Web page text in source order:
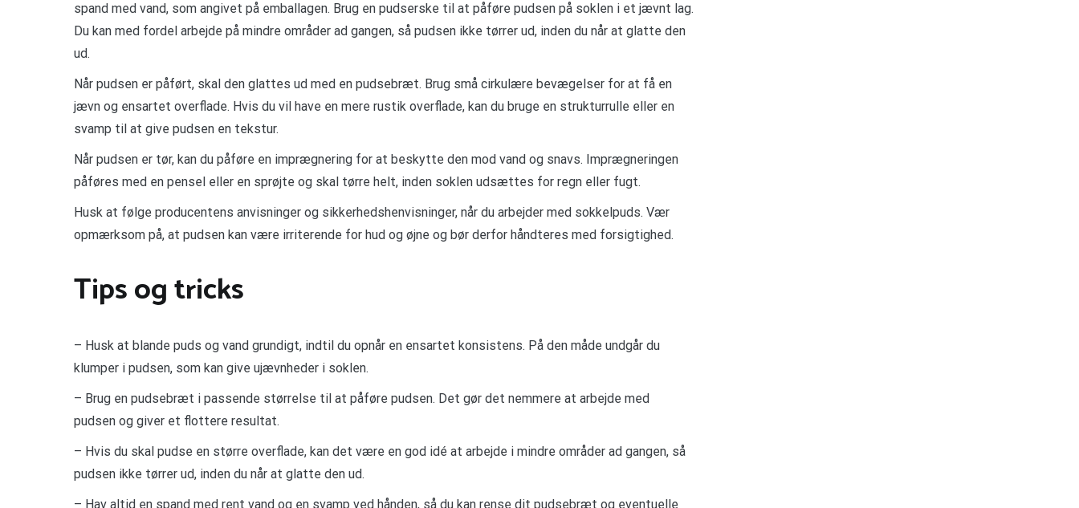
spand med vand, som angivet på emballagen. Brug en pudserske til at påføre pudsen på soklen i et jævnt lag.
Du kan med fordel arbejde på mindre områder ad gangen, så pudsen ikke tørrer ud, inden du når at glatte den
ud.
Når pudsen er påført, skal den glattes ud med en pudsebræt. Brug små cirkulære bevægelser for at få en
jævn og ensartet overflade. Hvis du vil have en mere rustik overflade, kan du bruge en strukturrulle eller en
svamp til at give pudsen en tekstur.
Når pudsen er tør, kan du påføre en imprægnering for at beskytte den mod vand og snavs. Imprægneringen
påføres med en pensel eller en sprøjte og skal tørre helt, inden soklen udsættes for regn eller fugt.
Husk at følge producentens anvisninger og sikkerhedshenvisninger, når du arbejder med sokkelpuds. Vær
opmærksom på, at pudsen kan være irriterende for hud og øjne og bør derfor håndteres med forsigtighed.
Tips og tricks
– Husk at blande puds og vand grundigt, indtil du opnår en ensartet konsistens. På den måde undgår du
klumper i pudsen, som kan give ujævnheder i soklen.
– Brug en pudsebræt i passende størrelse til at påføre pudsen. Det gør det nemmere at arbejde med
pudsen og giver et flottere resultat.
– Hvis du skal pudse en større overflade, kan det være en god idé at arbejde i mindre områder ad gangen, så
pudsen ikke tørrer ud, inden du når at glatte den ud.
– Hav altid en spand med rent vand og en svamp ved hånden, så du kan rense dit pudsebræt og eventuelle